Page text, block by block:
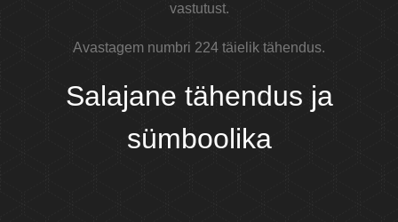
vastutust.
Avastagem numbri 224 täielik tähendus.
Salajane tähendus ja
sümboolika